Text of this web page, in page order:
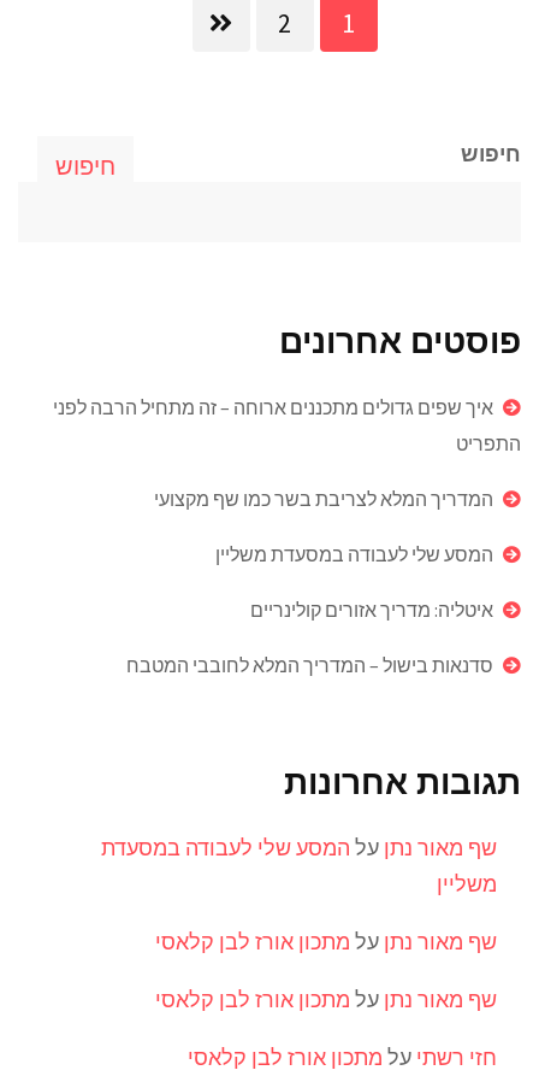
1
2
חיפוש חיפוש
פוסטים אחרונים
איך שפים גדולים מתכננים ארוחה – זה מתחיל הרבה לפני
התפריט
המדריך המלא לצריבת בשר כמו שף מקצועי
המסע שלי לעבודה במסעדת משליין
איטליה: מדריך אזורים קולינריים
סדנאות בישול – המדריך המלא לחובבי המטבח
תגובות אחרונות
שף מאור נתן על המסע שלי לעבודה במסעדת
משליין
שף מאור נתן על מתכון אורז לבן קלאסי
שף מאור נתן על מתכון אורז לבן קלאסי
חזי רשתי על מתכון אורז לבן קלאסי